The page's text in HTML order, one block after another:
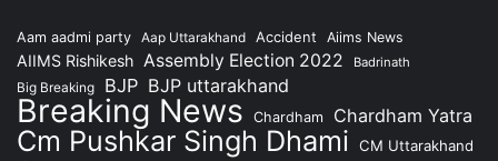
Aam aadmi party Aap Uttarakhand Accident Aiims News
AIIMS Rishikesh Assembly Election 2022 Badrinath
Big Breaking BJP BJP uttarakhand
Breaking News Chardham Chardham Yatra
Cm Pushkar Singh Dhami CM Uttarakhand